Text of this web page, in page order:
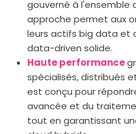
gouverné à
approche permet aux
leurs actifs big data et
data-driven solide.
Haute performance
spécialisés, distribués
est conçu pour
avancée et du
tout en garantissant